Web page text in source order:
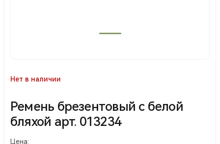
Нет в наличии
Ремень брезентовый с белой
бляхой арт. 013234
Цена: